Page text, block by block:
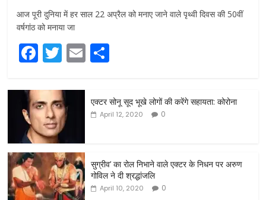
आज पूरी दुनिया में हर साल 22 अप्रैल को मनाए जाने वाले पृथ्वी दिवस की 50वीं
वर्षगांठ को मनाया जा
F
a
c
e
b
o
o
k
T
w
itt
er
E
m
ar
e
एक्टर सोनू सूद भूखे लोगों की करेंगे सहायता: कोरोना
April 12, 2020 0
सुग्रीव’ का रोल निभाने वाले एक्टर के निधन पर अरुण
गोविल ने दी श्रद्धांजलि
April 10, 2020 0